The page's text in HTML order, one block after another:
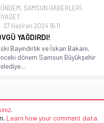
, SAMSUN HABERLERİ,
27 Haziran 2024 16:11
YAĞDIRDI!
Bayındırlık ve İskan Bakanı,
dönem Samsun Büyükşehir
.
Learn how your comment data